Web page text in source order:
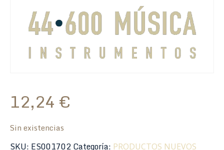
12,24 €
Sin existencias
SKU: ES001702Categoría: PRODUCTOS NUEVOS